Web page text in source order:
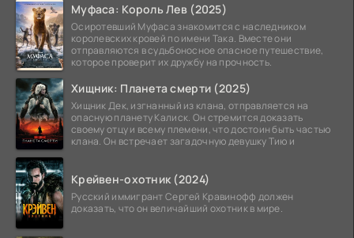
Муфаса: Король Лев (2025)
Осиротевший Муфаса знакомится с наследником
королевских кровей по имени Така. Вместе они
отправляются в судьбоносное опасное путешествие,
которое проверит их дружбу на прочность.
Хищник: Планета смерти (2025)
Хищник Дек, изгнанный из клана, отправляется на
опасную планету Калиск. Он стремится доказать
своему отцу и всему племени, что достоин быть частью
клана. Он встречает загадочную девушку Тию и
Крейвен-охотник (2024)
Русский иммигрант Сергей Кравинофф должен
доказать, что он величайший охотник в мире.